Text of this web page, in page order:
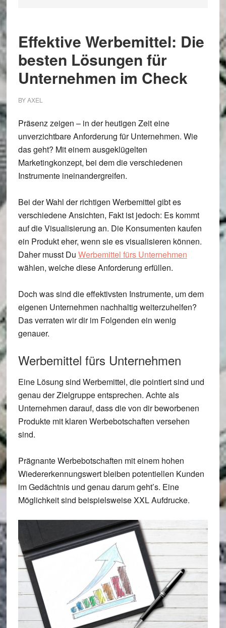
Effektive Werbemittel: Die
besten Lösungen für
Unternehmen im Check
BYAXEL
Präsenz zeigen – in der heutigen Zeit eine
unverzichtbare Anforderung für Unternehmen. Wie
das geht? Mit einem ausgeklügelten
Marketingkonzept, bei dem die verschiedenen
Instrumente ineinandergreifen.
Bei der Wahl der richtigen Werbemittel gibt es
verschiedene Ansichten, Fakt ist jedoch: Es kommt
auf die Visualisierung an. Die Konsumenten kaufen
ein Produkt eher, wenn sie es visualisieren können.
Daher musst Du Werbemittel fürs Unternehmen
wählen, welche diese Anforderung erfüllen.
Doch was sind die effektivsten Instrumente, um dem
eigenen Unternehmen nachhaltig weiterzuhelfen?
Das verraten wir dir im Folgenden ein wenig
genauer.
Werbemittel fürs Unternehmen
Eine Lösung sind Werbemittel, die pointiert sind und
genau der Zielgruppe entsprechen. Achte als
Unternehmen darauf, dass die von dir beworbenen
Produkte mit klaren Werbebotschaften versehen
sind.
Prägnante Werbebotschaften mit einem hohen
Wiedererkennungswert bleiben potentiellen Kunden
im Gedächtnis und genau darum geht’s. Eine
Möglichkeit sind beispielsweise XXL Aufdrucke.